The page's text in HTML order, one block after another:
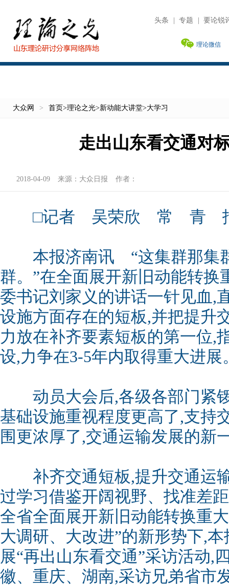
头条 专题 要论锐
理论微信
大众网 > 首页>理论之光>新动能大讲堂>大学习
走出山东看交通对
2018-04-09 来源： 大众日报 作者：
□记者 吴荣欣 常 青
本报济南讯 “这集群那集
群。”在全面展开新旧动能转换
委书记刘家义的讲话一针见血,
设施方面存在的短板,并把提升
力放在补齐要素短板的第一位,
设,力争在3-5年内取得重大进展
动员大会后,各级各部门紧
基础设施重视程度更高了,支持
围更浓厚了,交通运输发展的新
补齐交通短板,提升交通运
过学习借鉴开阔视野、找准差
全省全面展开新旧动能转换重
大调研、大改进”的新形势下,
展“再出山东看交通”采访活动,
徽、重庆、湖南,采访兄弟省市